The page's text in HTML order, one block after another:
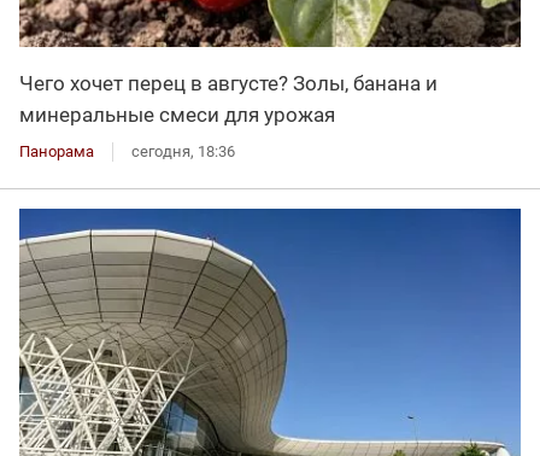
Чего хочет перец в августе? Золы, банана и
минеральные смеси для урожая
Панорама сегодня, 18:36